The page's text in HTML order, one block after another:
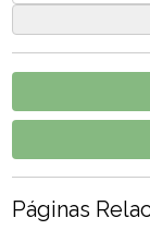
Páginas